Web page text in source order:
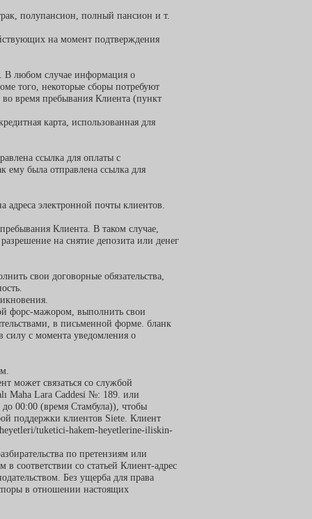
полупансион, полный пансион и т.
на момент подтверждения
В любом случае информация о
того, некоторые сборы потребуют
время пребывания Клиента (пункт
карта, использованная для
ссылка для оплаты с
ему была отправлена ссылка для
адреса электронной почты клиентов.
Клиента. В таком случае,
на снятие депозита или денег
свои договорные обязательства,
форс-мажором, выполнить свои
в письменной форме. бланк
силу с момента уведомления о
может связаться со службой
Maha Lara Caddesi №: 189. или
00:00 (время Стамбула)), чтобы
поддержки клиентов Siete. Клиент
tuketici-hakem-heyetlerine-iliskin-
по претензиям или
соответствии со статьей Клиент-адрес
Без ущерба для права
в отношении настоящих